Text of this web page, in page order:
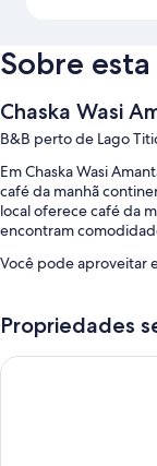
Sobre
Chaska Wasi
B&B perto de Lago
Em Chaska Wasi
café da manhã
local oferece café da
encontram
Você pode aproveitar
armazenamento
Propriedades
Qelqatani Hotel